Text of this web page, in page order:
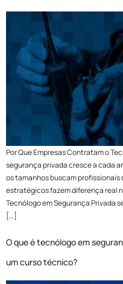
Por Que Empresas Contratam o
segurança privada cresce a cada
os tamanhos buscam
estratégicos fazem diferença real
Tecnólogo em Segurança Privada
[…]
O que é tecnólogo em
um curso técnico?